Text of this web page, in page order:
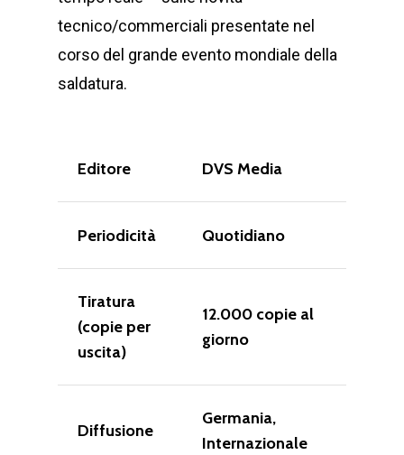
tecnico/commerciali presentate nel
corso del grande evento mondiale della
saldatura.
Editore DVS Media
Periodicità Quotidiano
Tiratura
(copie per
uscita)
12.000 copie al
giorno
Diffusione
Germania,
Internazionale